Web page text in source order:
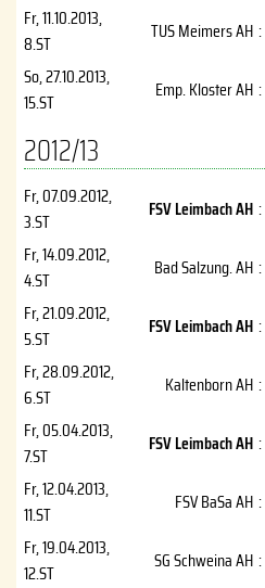
Fr, 11.10.2013,
8.ST
TUS Meimers AH :
So, 27.10.2013,
15.ST
Emp. Kloster AH :
2012/13
Fr, 07.09.2012,
3.ST
FSV Leimbach AH :
Fr, 14.09.2012,
4.ST
Bad Salzung. AH :
Fr, 21.09.2012,
5.ST
FSV Leimbach AH :
Fr, 28.09.2012,
6.ST
Kaltenborn AH :
Fr, 05.04.2013,
7.ST
FSV Leimbach AH :
Fr, 12.04.2013,
11.ST
FSV BaSa AH :
Fr, 19.04.2013,
12.ST
SG Schweina AH :